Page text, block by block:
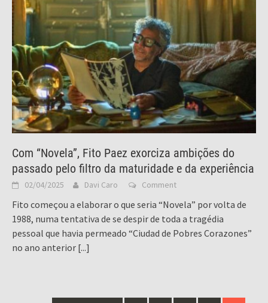
Com “Novela”, Fito Paez exorciza ambições do
passado pelo filtro da maturidade e da experiência
02/04/2025 Davi Caro Comment
Fito começou a elaborar o que seria “Novela” por volta de
1988, numa tentativa de se despir de toda a tragédia
pessoal que havia permeado “Ciudad de Pobres Corazones”
no ano anterior [...]